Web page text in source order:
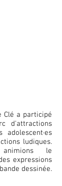
Clé a participé
d'attractions
ludiques.
le
expressions
dessinée.